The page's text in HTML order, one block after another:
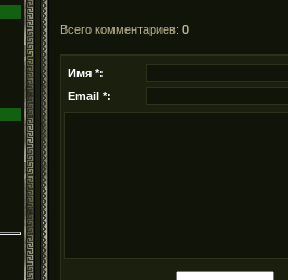
Всего комментариев: 0
Имя *:
Email *: